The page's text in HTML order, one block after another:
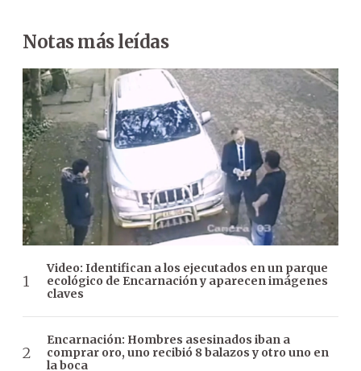
Notas más leídas
Video: Identifican a los ejecutados en un parque
ecológico de Encarnación y aparecen imágenes
claves
Encarnación: Hombres asesinados iban a
comprar oro, uno recibió 8 balazos y otro uno en
la boca